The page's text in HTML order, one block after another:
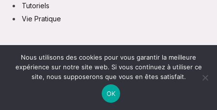
Tutoriels
Vie Pratique
POLITIQUE DE CONFIDENTIALITÉ
Nous utilisons des cookies pour vous garantir la meilleure
expérience sur notre site web. Si vous continuez à utiliser ce
site, nous supposerons que vous en êtes satisfait.
OK